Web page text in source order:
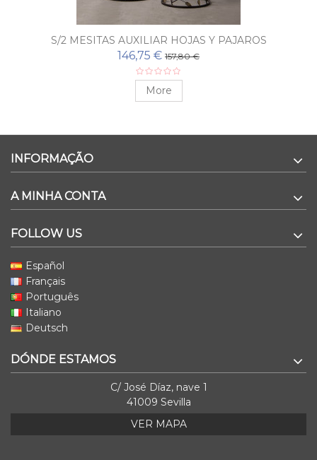
S/2 MESITAS AUXILIAR HOJAS Y PAJAROS
146,75 € 157,80 €
More
INFORMAÇÃO
A MINHA CONTA
FOLLOW US
Español
Français
Português
Italiano
Deutsch
DÓNDE ESTAMOS
C/ José Díaz, nave 1
41009 Sevilla
VER MAPA